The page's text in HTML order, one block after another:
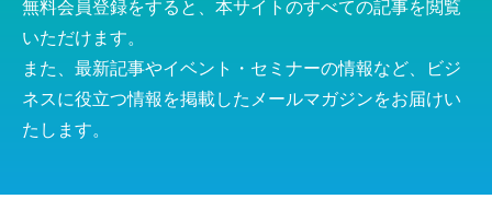
無料会員登録をすると、本サイトのすべての記事を閲覧
いただけます。
また、最新記事やイベント・セミナーの情報など、ビジ
ネスに役立つ情報を掲載したメールマガジンをお届けい
たします。